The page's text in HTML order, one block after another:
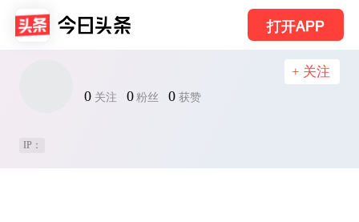
打开APP
0 关注 0 粉丝 0 获赞
+ 关注
IP：